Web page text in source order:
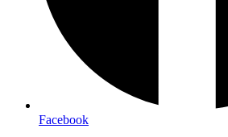
Facebook